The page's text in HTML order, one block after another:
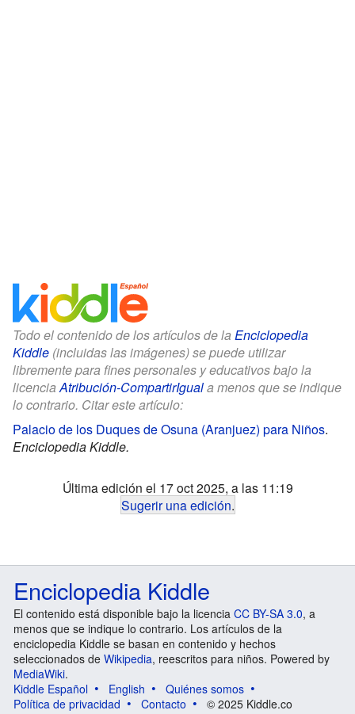
Todo el contenido de los artículos de la Enciclopedia
Kiddle (incluidas las imágenes) se puede utilizar
libremente para fines personales y educativos bajo la
licenciaAtribución-CompartirIguala menos que se indique
lo contrario. Citar este artículo:
Palacio de los Duques de Osuna (Aranjuez) para Niños.
Enciclopedia Kiddle.
Última edición el 17 oct 2025, a las 11:19
Sugerir una edición.
Enciclopedia Kiddle
El contenido está disponible bajo la licencia CC BY-SA 3.0, a
menos que se indique lo contrario. Los artículos de la
enciclopedia Kiddle se basan en contenido y hechos
seleccionados de Wikipedia, reescritos para niños. Powered by
MediaWiki.
Kiddle Español
English
Quiénes somos
Política de privacidad
Contacto © 2025 Kiddle.co